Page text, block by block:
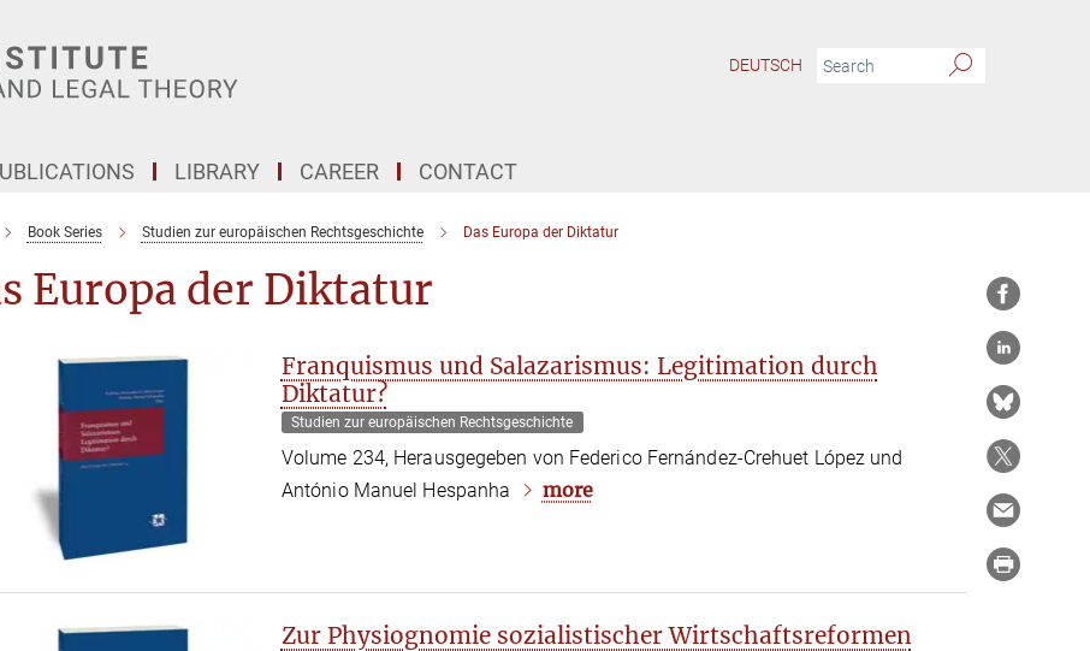
DEUTSCH
LIBRARY CAREER CONTACT
Book Series Studien zur europäischen Rechtsgeschichte Das Europa der Diktatur
Europa der Diktatur
Franquismus und Salazarismus: Legitimation durch
Diktatur?
Studien zur europäischen Rechtsgeschichte
Volume 234, Herausgegeben von Federico Fernández-Crehuet López und
António Manuel Hespanha
more
Zur Physiognomie sozialistischer Wirtschaftsreformen